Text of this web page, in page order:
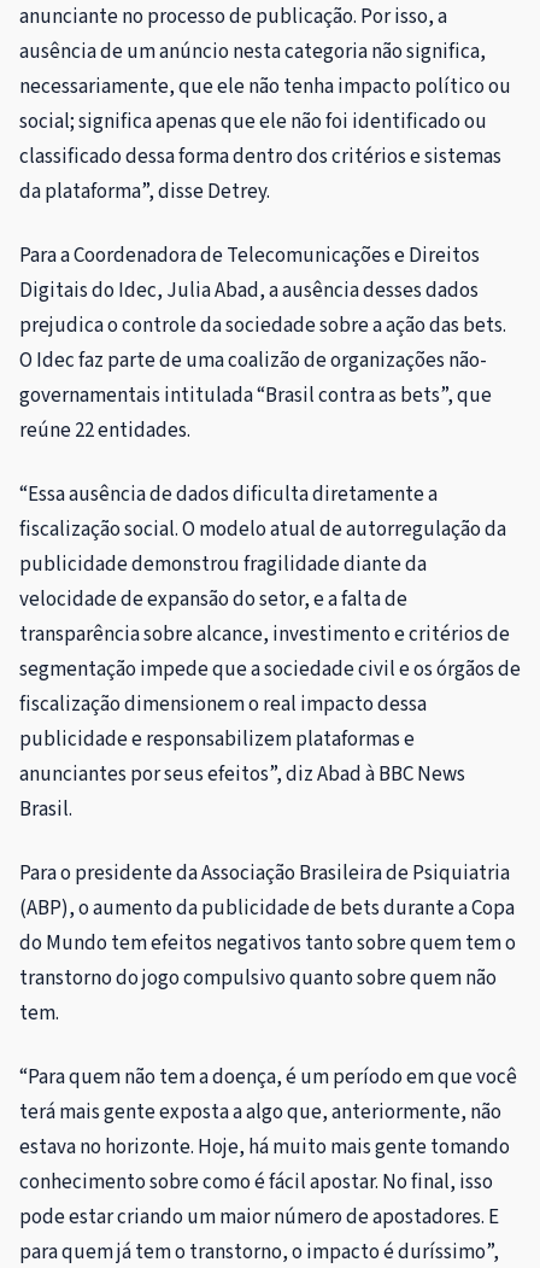
anunciante no processo de publicação. Por isso, a
ausência de um anúncio nesta categoria não significa,
necessariamente, que ele não tenha impacto político ou
social; significa apenas que ele não foi identificado ou
classificado dessa forma dentro dos critérios e sistemas
da plataforma”, disse Detrey.
Para a Coordenadora de Telecomunicações e Direitos
Digitais do Idec, Julia Abad, a ausência desses dados
prejudica o controle da sociedade sobre a ação das bets.
O Idec faz parte de uma coalizão de organizações não-
governamentais intitulada “Brasil contra as bets”, que
reúne 22 entidades.
“Essa ausência de dados dificulta diretamente a
fiscalização social. O modelo atual de autorregulação da
publicidade demonstrou fragilidade diante da
velocidade de expansão do setor, e a falta de
transparência sobre alcance, investimento e critérios de
segmentação impede que a sociedade civil e os órgãos de
fiscalização dimensionem o real impacto dessa
publicidade e responsabilizem plataformas e
anunciantes por seus efeitos”, diz Abad à BBC News
Brasil.
Para o presidente da Associação Brasileira de Psiquiatria
(ABP), o aumento da publicidade de bets durante a Copa
do Mundo tem efeitos negativos tanto sobre quem tem o
transtorno do jogo compulsivo quanto sobre quem não
tem.
“Para quem não tem a doença, é um período em que você
terá mais gente exposta a algo que, anteriormente, não
estava no horizonte. Hoje, há muito mais gente tomando
conhecimento sobre como é fácil apostar. No final, isso
pode estar criando um maior número de apostadores. E
para quem já tem o transtorno, o impacto é duríssimo”,